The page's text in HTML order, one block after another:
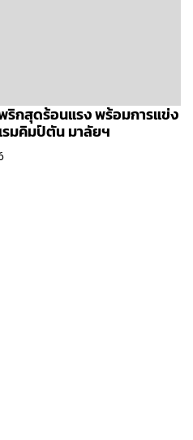
กสุดร้อนแรง พร้อมการแข่ง
รมคิมป์ตัน มาลัยฯ